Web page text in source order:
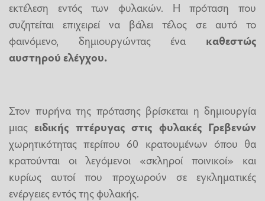
εκτέλεση εντός των φυλακών. Η πρόταση που
συζητείται επιχειρεί να βάλει τέλος σε αυτό το
φαινόμενο, δημιουργώντας ένα καθεστώς
αυστηρού ελέγχου.
Στον πυρήνα της πρότασης βρίσκεται η δημιουργία
μιαςειδικής πτέρυγας στις φυλακές Γρεβενών
χωρητικότητας περίπου 60 κρατουμένων όπου θα
κρατούνται οι λεγόμενοι «σκληροί ποινικοί» και
κυρίως αυτοί που προχωρούν σε εγκληματικές
ενέργειες εντός της φυλακής.